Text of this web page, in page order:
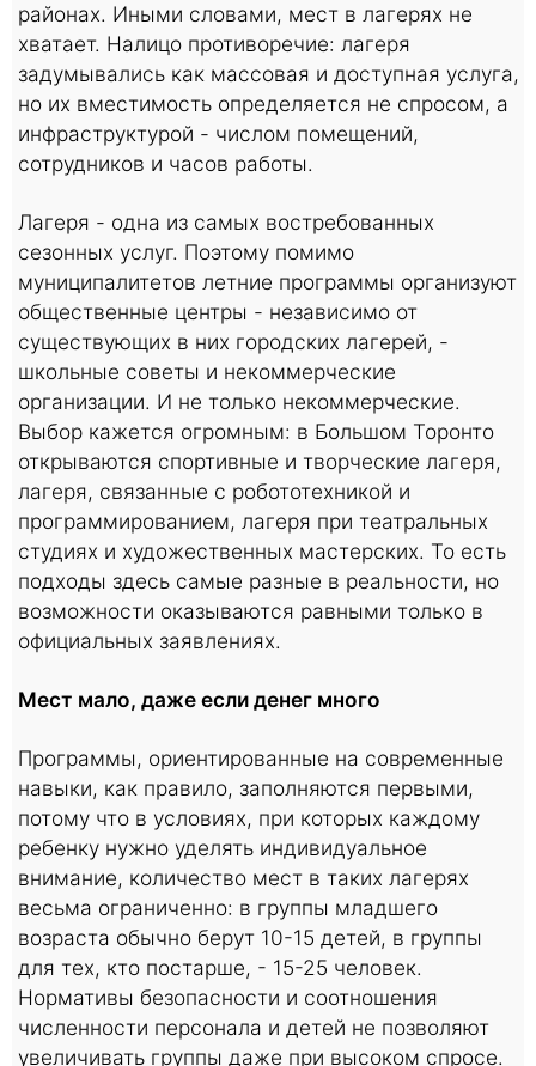
районах. Иными словами, мест в лагерях не
хватает. Налицо противоречие: лагеря
задумывались как массовая и доступная услуга,
но их вместимость определяется не спросом, а
инфраструктурой - числом помещений,
сотрудников и часов работы.
Лагеря - одна из самых востребованных
сезонных услуг. Поэтому помимо
муниципалитетов летние программы организуют
общественные центры - независимо от
существующих в них городских лагерей, -
школьные советы и некоммерческие
организации. И не только некоммерческие.
Выбор кажется огромным: в Большом Торонто
открываются спортивные и творческие лагеря,
лагеря, связанные с робототехникой и
программированием, лагеря при театральных
студиях и художественных мастерских. То есть
подходы здесь самые разные в реальности, но
возможности оказываются равными только в
официальных заявлениях.
Мест мало, даже если денег много
Программы, ориентированные на современные
навыки, как правило, заполняются первыми,
потому что в условиях, при которых каждому
ребенку нужно уделять индивидуальное
внимание, количество мест в таких лагерях
весьма ограниченно: в группы младшего
возраста обычно берут 10-15 детей, в группы
для тех, кто постарше, - 15-25 человек.
Нормативы безопасности и соотношения
численности персонала и детей не позволяют
увеличивать группы даже при высоком спросе.